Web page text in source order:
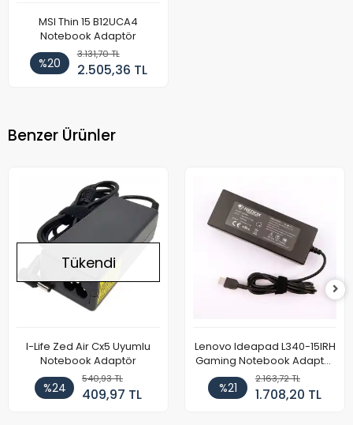
MSI Thin 15 B12UCA4
Notebook Adaptör
%20
3.131,70 TL
2.505,36 TL
Benzer Ürünler
Tükendi
I-Life Zed Air Cx5 Uyumlu
Notebook Adaptör
%24
540,93 TL
409,97 TL
Lenovo Ideapad L340-15IRH
Gaming Notebook Adaptör
Cihazı Şarj Aleti (150W)
%21
2.163,72 TL
1.708,20 TL